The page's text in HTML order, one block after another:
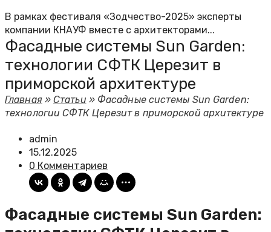
В рамках фестиваля «Зодчество-2025» эксперты
компании КНАУФ вместе с архитекторами...
Фасадные системы Sun Garden:
технологии СФТК Церезит в
приморской архитектуре
Главная»Статьи » Фасадные системы Sun Garden:
технологии СФТК Церезит в приморской архитектуре
admin
15.12.2025
0 Комментариев
Фасадные системы Sun Garden: